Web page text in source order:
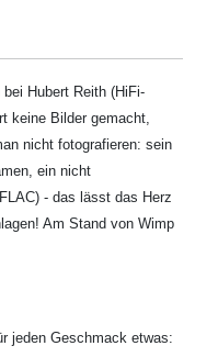
Hubert Reith (HiFi-
keine Bilder gemacht,
nicht fotografieren: sein
ein nicht
- das lässt das Herz
Am Stand von Wimp
jeden Geschmack etwas: